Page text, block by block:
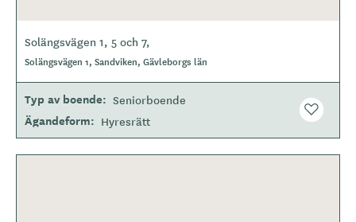
Solängsvägen 1, 5 och 7,
Solängsvägen 1, Sandviken, Gävleborgs län
Typ av boende Seniorboende
Ägandeform Hyresrätt